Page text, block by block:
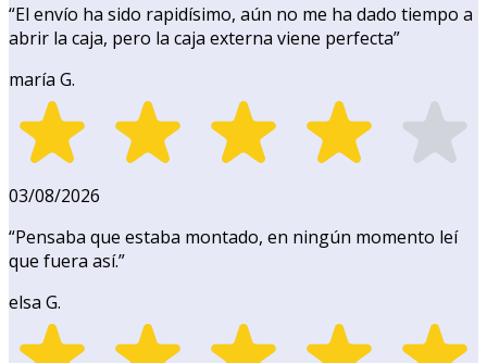
“El envío ha sido rapidísimo, aún no me ha dado tiempo a
abrir la caja, pero la caja externa viene perfecta”
maría G.
03/08/2026
“Pensaba que estaba montado, en ningún momento leí
que fuera así.”
elsa G.